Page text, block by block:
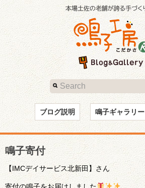
ブログ説明 鳴子ギャラリー
鳴子寄付
【IMCデイサービス北新田】さん